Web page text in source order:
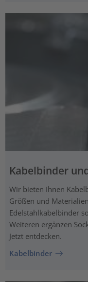
Kabelbinder
Wir bieten Ihnen
Größen und
Edelstahlkabelbinder
Weiteren ergänzen
Jetzt entdecken.
Kabelbinder